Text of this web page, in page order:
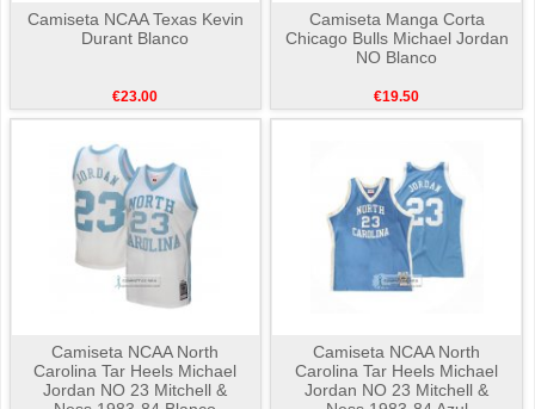
Camiseta NCAA Texas Kevin
Durant Blanco
€23.00
Camiseta Manga Corta
Chicago Bulls Michael Jordan
NO Blanco
€19.50
Camiseta NCAA North
Carolina Tar Heels Michael
Jordan NO 23 Mitchell &
Camiseta NCAA North
Carolina Tar Heels Michael
Jordan NO 23 Mitchell &